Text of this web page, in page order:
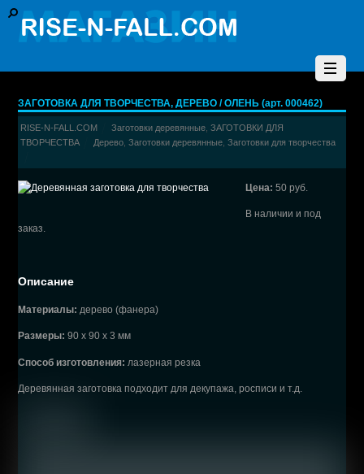
ЗАГОТОВКА ДЛЯ ТВОРЧЕСТВА, ДЕРЕВО / ОЛЕНЬ (арт. 000462)
RISE-N-FALL.COM Заготовки деревянные, ЗАГОТОВКИ ДЛЯ
ТВОРЧЕСТВА
Дерево, Заготовки деревянные, Заготовки для творчества
Цена: 50 руб.
В наличии и под
заказ.
Описание
Материалы: дерево (фанера)
Размеры: 90 х 90 х 3 мм
Способ изготовления: лазерная резка
Деревянная заготовка подходит для декупажа, росписи и т.д.